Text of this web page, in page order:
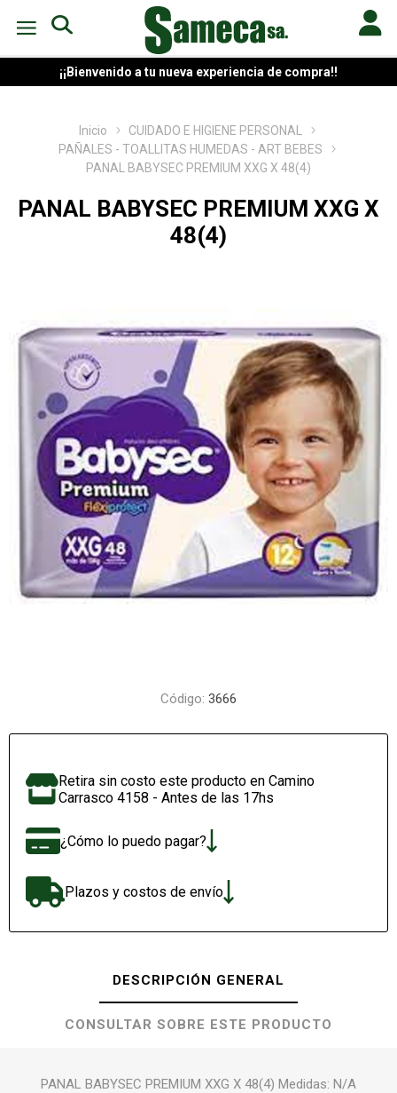
¡¡Bienvenido a tu nueva experiencia de compra!!
Inicio
CUIDADO E HIGIENE PERSONAL
PAÑALES - TOALLITAS HUMEDAS - ART BEBES
PANAL BABYSEC PREMIUM XXG X 48(4)
PANAL BABYSEC PREMIUM XXG X
48(4)
Código: 3666
Retira sin costo este producto en Camino
Carrasco 4158 - Antes de las 17hs
¿Cómo lo puedo pagar?
Plazos y costos de envío
DESCRIPCIÓN GENERAL
CONSULTAR SOBRE ESTE PRODUCTO
PANAL BABYSEC PREMIUM XXG X 48(4) Medidas: N/A